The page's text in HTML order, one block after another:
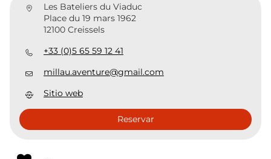
Les Bateliers du Viaduc
Place du 19 mars 1962
12100 Creissels
+33 (0)5 65 59 12 41
millau.aventure@gmail.com
Sitio web
Reservar